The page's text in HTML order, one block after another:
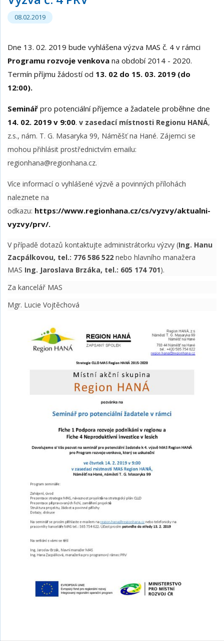
08.02.2019
Dne 13. 02. 2019 bude vyhlášena výzva MAS č. 4 v rámci
Programu rozvoje venkova na období 2014 - 2020.
Termín příjmu žádostí od 13. 02 do 15. 03. 2019 (do
12:00).
Seminář pro potenciální příjemce a žadatele proběhne dne
14. 02. 2019 v 9:00. v zasedací místnosti Regionu HANÁ,
z.s., nám. T. G. Masaryka 99, Náměšť na Hané. Zájemci se
mohou přihlásit prostřednictvím emailu:
regionhana@regionhana.cz.
Více informací o vyhlášené výzvě a povinných přílohách
naleznete na
odkazu: https://www.regionhana.cz/cs/vyzvy/aktualni-
vyzvy/prv/.
V případě dotazů kontaktujte administrátorku výzvy (Ing. Hanu
Zacpálkovou, tel.: 776 586 522 nebo hlavního manažera
MAS Ing. Jaroslava Brzáka, tel.: 605 174 701).
Za kancelář MAS
Mgr. Lucie Vojtěchová